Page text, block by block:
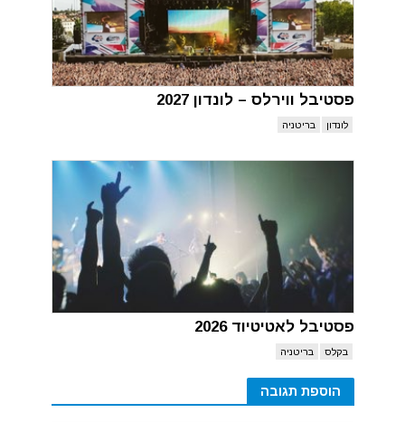
פסטיבל ווירלס – לונדון 2027
לונדון בריטניה
פסטיבל לאטיטיוד 2026
בקלס בריטניה
הוספת תגובה